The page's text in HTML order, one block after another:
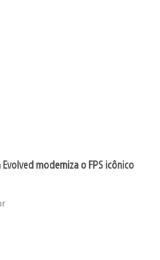
moderniza o FPS icônico